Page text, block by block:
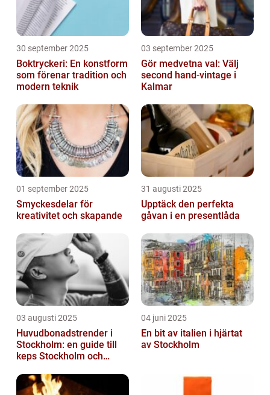
30 september 2025
Boktryckeri: En konstform
som förenar tradition och
modern teknik
03 september 2025
Gör medvetna val: Välj
second hand-vintage i
Kalmar
01 september 2025
Smyckesdelar för
kreativitet och skapande
31 augusti 2025
Upptäck den perfekta
gåvan i en presentlåda
03 augusti 2025
Huvudbonadstrender i
Stockholm: en guide till
keps Stockholm och
04 juni 2025
En bit av italien i hjärtat
av Stockholm